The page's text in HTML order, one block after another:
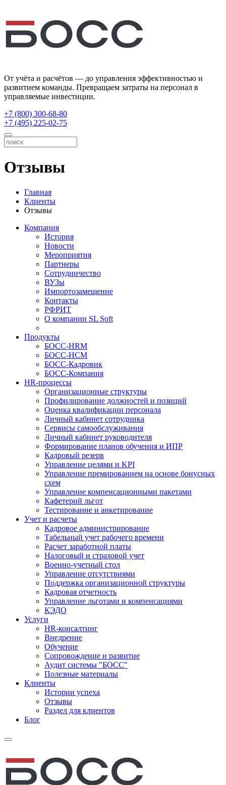
От учёта и расчётов — до управления эффективностью и
развитием команды. Превращаем затраты на персонал в
управляемые инвестиции.
+7 (800) 300-68-80
+7 (495) 225-02-75
Отзывы
Главная
Клиенты
Отзывы
Компания
История
Новости
Мероприятия
Партнеры
Сотрудничество
ВУЗы
Импортозамещение
Контакты
РФРИТ
О компании SL Soft
Продукты
БОСС-HRM
БОСС-HCM
БОСС-Кадровик
БОСС-Компания
HR-процессы
Организационные структуры
Профилирование должностей и позиций
Оценка квалификации персонала
Личный кабинет сотрудника
Сервисы самообслуживания
Личный кабинет руководителя
Формирование планов обучения и ИПР
Кадровый резерв
Управление целями и KPI
Управление премированием на основе бонусных
схем
Управление компенсационными пакетами
Кафетерий льгот
Тестирование и анкетирование
Учет и расчеты
Кадровое администрирование
Табельный учет рабочего времени
Расчет заработной платы
Налоговый и страховой учет
Военно-учетный стол
Управление отсутствиями
Поддержка организационной структуры
Кадровая отчетность
Управление льготами и компенсациями
КЭДО
Услуги
HR-консалтинг
Внедрение
Обучение
Сопровождение и развитие
Аудит системы "БОСС"
Полезные материалы
Клиенты
Истории успеха
Отзывы
Раздел для клиентов
Блог